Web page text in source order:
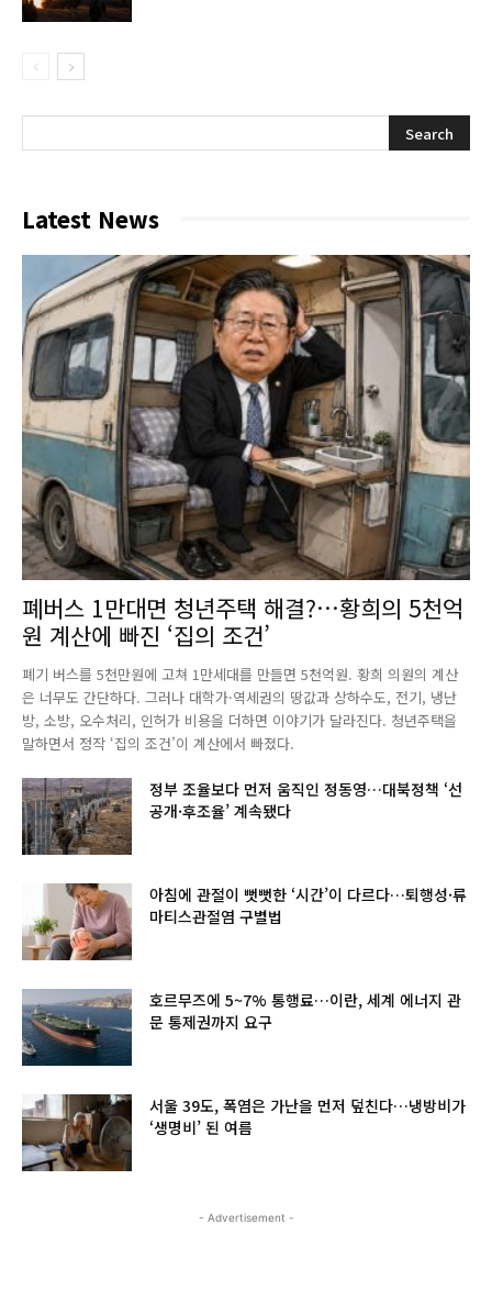
Latest News
폐버스 1만대면 청년주택 해결?…황희의 5천억
원 계산에 빠진 ‘집의 조건’
폐기 버스를 5천만원에 고쳐 1만세대를 만들면 5천억원. 황희 의원의 계산
은 너무도 간단하다. 그러나 대학가·역세권의 땅값과 상하수도, 전기, 냉난
방, 소방, 오수처리, 인허가 비용을 더하면 이야기가 달라진다. 청년주택을
말하면서 정작 ‘집의 조건’이 계산에서 빠졌다.
정부 조율보다 먼저 움직인 정동영…대북정책 ‘선
공개·후조율’ 계속됐다
아침에 관절이 뻣뻣한 ‘시간’이 다르다…퇴행성·류
마티스관절염 구별법
호르무즈에 5~7% 통행료…이란, 세계 에너지 관
문 통제권까지 요구
서울 39도, 폭염은 가난을 먼저 덮친다…냉방비가
‘생명비’ 된 여름
- Advertisement -